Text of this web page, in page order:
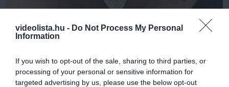
videolista.hu - Do Not Process My Personal
Information
If you wish to opt-out of the sale, sharing to third parties, or
processing of your personal or sensitive information for
targeted advertising by us, please use the below opt-out
This Simple Trick Removes All Parasites From
Your Body!
395 161 343